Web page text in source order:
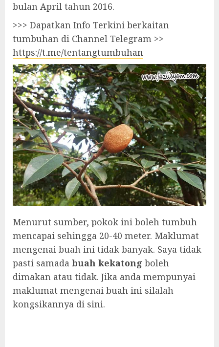
bulan April tahun 2016.
>>> Dapatkan Info Terkini berkaitan
tumbuhan di Channel Telegram >>
https://t.me/tentangtumbuhan
Menurut sumber, pokok ini boleh tumbuh
mencapai sehingga 20-40 meter. Maklumat
mengenai buah ini tidak banyak. Saya tidak
pasti samada buah kekatong boleh
dimakan atau tidak. Jika anda mempunyai
maklumat mengenai buah ini silalah
kongsikannya di sini.